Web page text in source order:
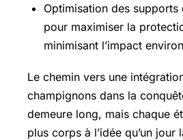
Optimisation des supports
pour maximiser la
minimisant l’impact
Le chemin vers une
champignons dans la
demeure long, mais chaque
plus corps à l’idée qu’un jour